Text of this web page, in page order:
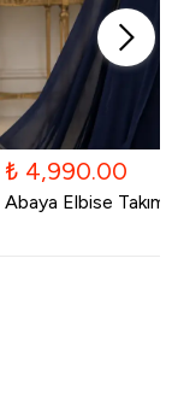
₺ 4,990.00
Abaya Elbise